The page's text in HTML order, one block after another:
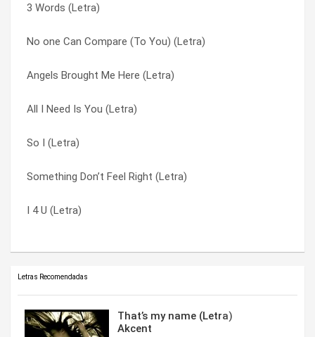
3 Words (Letra)
No one Can Compare (To You) (Letra)
Angels Brought Me Here (Letra)
All I Need Is You (Letra)
So I (Letra)
Something Don’t Feel Right (Letra)
I 4 U (Letra)
I 4 U (Letra)
3 Words (Letra)
Something Don’t Feel Right (Letra)
All I Need Is You (Letra)
No one Can Compare (To You) (Letra)
So I (Letra)
Angels Brought Me Here (Letra)
3 Words (Letra)
All I Need Is You (Letra)
Angels Brought Me Here (Letra)
I 4 U (Letra)
No one Can Compare (To You) (Letra)
So I (Letra)
Something Don’t Feel Right (Letra)
Letras Recomendadas
That’s my name (Letra)
Akcent